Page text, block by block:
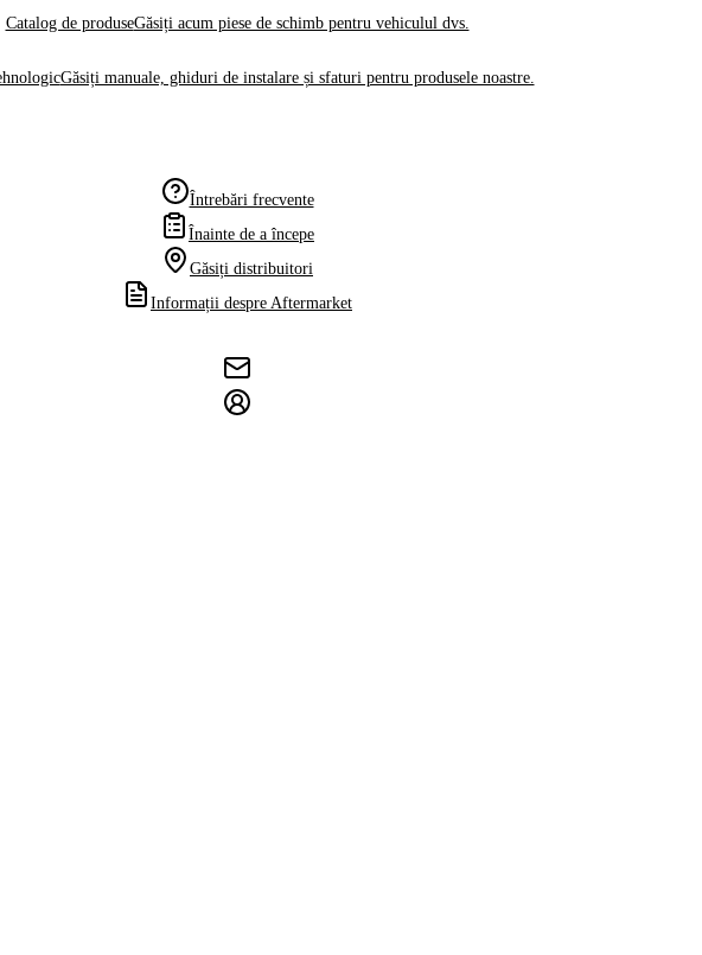
Catalog de produseGăsiți acum piese de schimb pentru vehiculul dvs.
Găsiți manuale, ghiduri de instalare și sfaturi pentru produsele noastre.
Întrebări frecvente
Înainte de a începe
Găsiți distribuitori
Informații despre Aftermarket